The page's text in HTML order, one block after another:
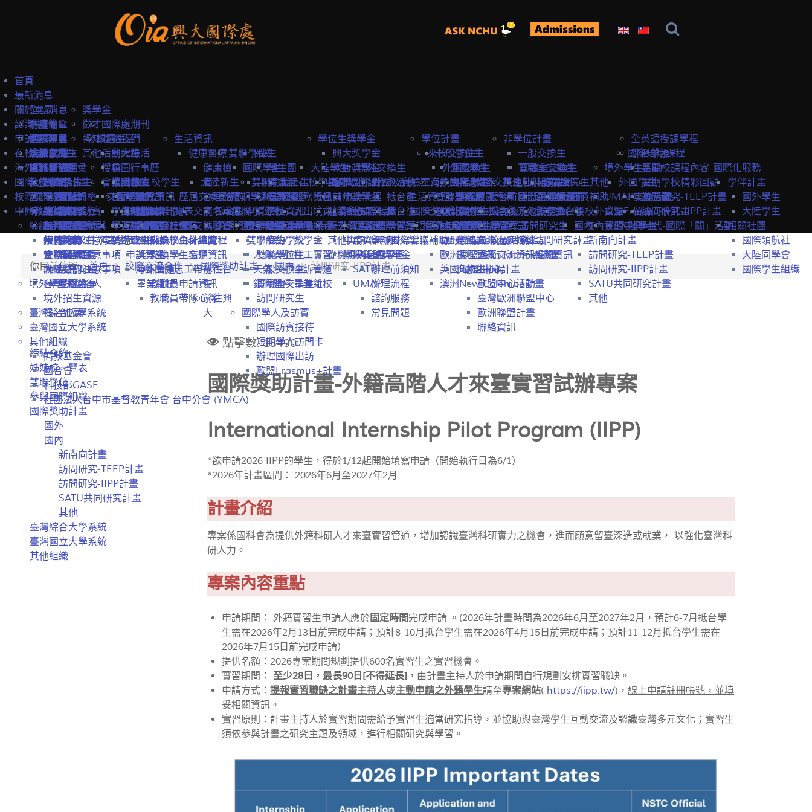
首頁
最新消息
全部消息
防疫專區
國際學生
本地學生
教職員
獎學金
徵才
轉知
其他
關於本處
本處簡介
本處成員
法規彙編
中英雙語詞彙
國際處期刊
聯絡我們
活動紀錄
搜尋
會議記錄
認識中興
選擇中興
認識台灣
認識台中
就學費用
學費
生活費
工作機會
校園生活
興大生活
校園行事曆
校園地圖
校內設施
學生活動
學習生活
學生住宿
生活資訊
健康醫療
健康檢
查
心理諮
商
就醫資
訊
保險
學生團
保
商業保
險
全民健
保
交通資訊
前往台
中
前往興
大
人身安全
天氣
銀行開戶
學位生獎學金
興大獎學金
政府獎學金
專案獎學金
其他獎學金
學位計畫
一般學位生
外國學生
大陸學生
雙聯學位生
外國學生
大陸學生
非學位計畫
一般交換生
實驗室交換生
訪問研究生
國際短期課程
全英語授課學程
學習華語
申請中興
境外學位生
身分別
國際學位生
國籍資格
申請流程
招生系所
申請文件
提名推薦
常見問題
經驗分享
大陸學生
申請資訊
課程資訊
常見問題
僑港澳生
申請資訊
雙聯學位生
國際學生
申請資訊
課程資訊
大陸學生
申請資訊
來校交換生
外國交換生
申請資訊
課程資訊
交換生心得
實驗室交換生
申請資訊
研究室資訊
交換生心得
大陸交換生
申請資訊
課程資訊
交換生心得
訪問研究生
訪問研究計畫
相關資訊
國際短期課程
暑期校課程內容
暑期學校精彩回顧
訪問研究-TEEP計畫
訪問研究-IIPP計畫
在校境外學生
境外學位生
外國新生
抵台前
抵台後
統一證號與
簽證
學習華語
外國在校學生
教務資訊
選課資訊
工作證
居留證
獎學金
申訴管道
畢業離校
大陸新生
抵台前
抵台後
選課資訊
大陸在校學生
教務資訊
入出境資訊
親屬探親
獎學金
打工實習
申訴管道
畢業離校
境外交換生
外國及實驗室交換生
抵台前
抵台後
學習華語
離校資訊
大陸交換生
抵台前
抵台後
離校資訊
訪問研究生
抵台前
抵台後
境外學生活動
外國學生
年度活動
留臺工作
大陸學生
國際化服務
學伴計畫
國外學生
大陸學生
相關社團
國際領航社
大陸同學會
國際學生組織
海外教育計畫
交換學生計畫
申請簡章
申請流程
熱門校統計
常見問題
交換獎學金
交換學校資訊
海外地區
大陸地區
歷屆交換資訊
交換名單
交換心得
雙聯學位計畫
申請流程
學校資訊
雙聯獎學金
海外短期課程與活動
申請流程
活動資訊
海外實習計畫
申請資訊
學海築夢獎學金
海外國際志工
計畫緣起
服務目標
申請資訊
歷史回顧
其他赴外獎學金
博士生獎學金
其他獎學金
其他
UMAP交換計畫
歐盟Erasmus+計畫
我的中興時代-國際「關」活動
國際訪賓與學人
國際訪賓
關於國際訪賓
接待原則
接待紀錄
國際學人
關於國際學人
交換教授計畫
歐盟Erasmus+計畫
短期學人訪問卡
申請流程
申請要點
抵台前
邀請函&工作證
簽證&居留證
其他資訊
從機場到台中
生活資訊
交通資訊
相關連結
校園資源
校內設施&服務
學習華語
校園活動
經費補助
校外資源
校內資源
校際交流合作
締結合約
締約注意事項
締約流程
合約範本
大陸簽約注意事項
各學院聯絡人
姊妹校一覽表
姊妹校搜尋
姊妹校合作總覽
雙聯學位
雙聯締約注意事項
雙聯締約學校
參與國際組織
EAIE
APAIE
NAFSA
SATU
UMAP
國際獎助計畫
國外
歐洲聯盟Erasmus+計畫
歐洲聯盟Jean Monnet計畫
美國Fulbright計畫
澳洲New Colombo計畫
國內
新南向計畫
訪問研究-TEEP計畫
訪問研究-IIPP計畫
SATU共同研究計畫
其他
臺灣綜合大學系統
臺灣國立大學系統
其他組織
高教基金會
國合會
科技部GASE
社團法人台中市基督教青年會 台中分會 (YMCA)
中興教職員
締結合約
一般締約注意事項
雙聯締約注意事項
聯絡窗口
境外學生招生
境外招生資源
提名推薦
海外教育計畫
交換學生計畫流程
交換學生名單
海外國際志工帶隊
教職員申請資訊
教職員帶隊心得
國際學生
學位生
雙聯學位生
一般交換生
實驗室交換生
訪問研究生
國際學人及訪賓
國際訪賓接待
短期學人訪問卡
辦理國際出訪
歐盟Erasmus+計畫
主辦國際會議
舉辦國際會議補助
入台證專區
辦理前須知
辦理流程
諮詢服務
常見問題
國際化資源
國際處多媒體
國際交流資訊系統
歐盟中心
歐盟中心活動
臺灣歐洲聯盟中心
歐洲聯盟計畫
聯絡資訊
你目前位置: 首頁 校際交流合作 國際獎助計畫 國內 訪問研究-IIPP計畫
締結合約
姊妹校一覽表
雙聯學位
參與國際組織
國際獎助計畫
國外
國內
新南向計畫
訪問研究-TEEP計畫
訪問研究-IIPP計畫
SATU共同研究計畫
其他
臺灣綜合大學系統
臺灣國立大學系統
其他組織
點擊數: 13490
國際獎助計畫-外籍高階人才來臺實習試辦專案
International Internship Pilot Program (IIPP)
*欲申請2026 IIPP的學生，得於1/12起開始填寫申請（開始執行日為6/1）
*2026年計畫區間： 2026年6月至2027年2月
計畫介紹
專案係國科會為提供外籍科研人才來臺實習管道，增加認識臺灣科研實力之機會，進而願意留臺深造或就業， 以強化臺灣科
研人力。
專案內容重點
申請期間： 外籍實習生申請人應於固定時間完成申請 。(2026年計畫時間為2026年6月至2027年2月，預計6-7月抵台學
生需在2026年2月13日前完成申請；預計8-10月抵台學生需在2026年4月15日前完成申請；預計11-12月抵台學生需在
2026年7月15日前完成申請）
提供名額：2026專案期間規劃提供600名實習生之實習機會。
實習期間： 至少28日，最長90日[不得延長] ，由計畫主持人於申請期間自行規劃安排實習職缺。
申請方式：提報實習職缺之計畫主持人或主動申請之外籍學生請至專案網站( https://iipp.tw/)，線上申請註冊帳號，並填
妥相關資訊。
實習原則：計畫主持人於實習期間需給予實習生適當研究指導，並協助與臺灣學生互動交流及認識臺灣多元文化；實習生
須依參與計畫之研究主題及領域，進行相關研究與學習。